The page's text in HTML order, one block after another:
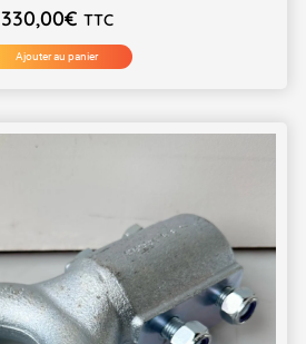
330,00€ TTC
Ajouter au panier